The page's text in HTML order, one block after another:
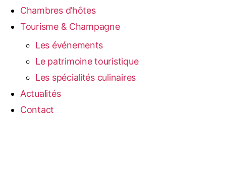
Chambres d’hôtes
Tourisme & Champagne
Les événements
Le patrimoine touristique
Les spécialités culinaires
Actualités
Contact